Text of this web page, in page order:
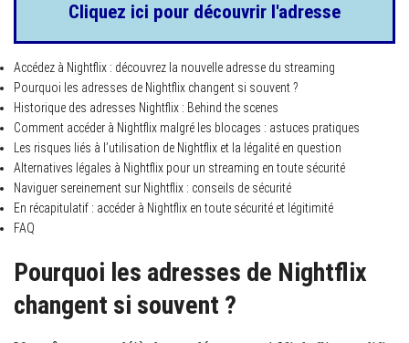
Cliquez ici pour découvrir l'adresse
Accédez à Nightflix : découvrez la nouvelle adresse du streaming
Pourquoi les adresses de Nightflix changent si souvent ?
Historique des adresses Nightflix : Behind the scenes
Comment accéder à Nightflix malgré les blocages : astuces pratiques
Les risques liés à l’utilisation de Nightflix et la légalité en question
Alternatives légales à Nightflix pour un streaming en toute sécurité
Naviguer sereinement sur Nightflix : conseils de sécurité
En récapitulatif : accéder à Nightflix en toute sécurité et légitimité
FAQ
Pourquoi les adresses de Nightflix
changent si souvent ?